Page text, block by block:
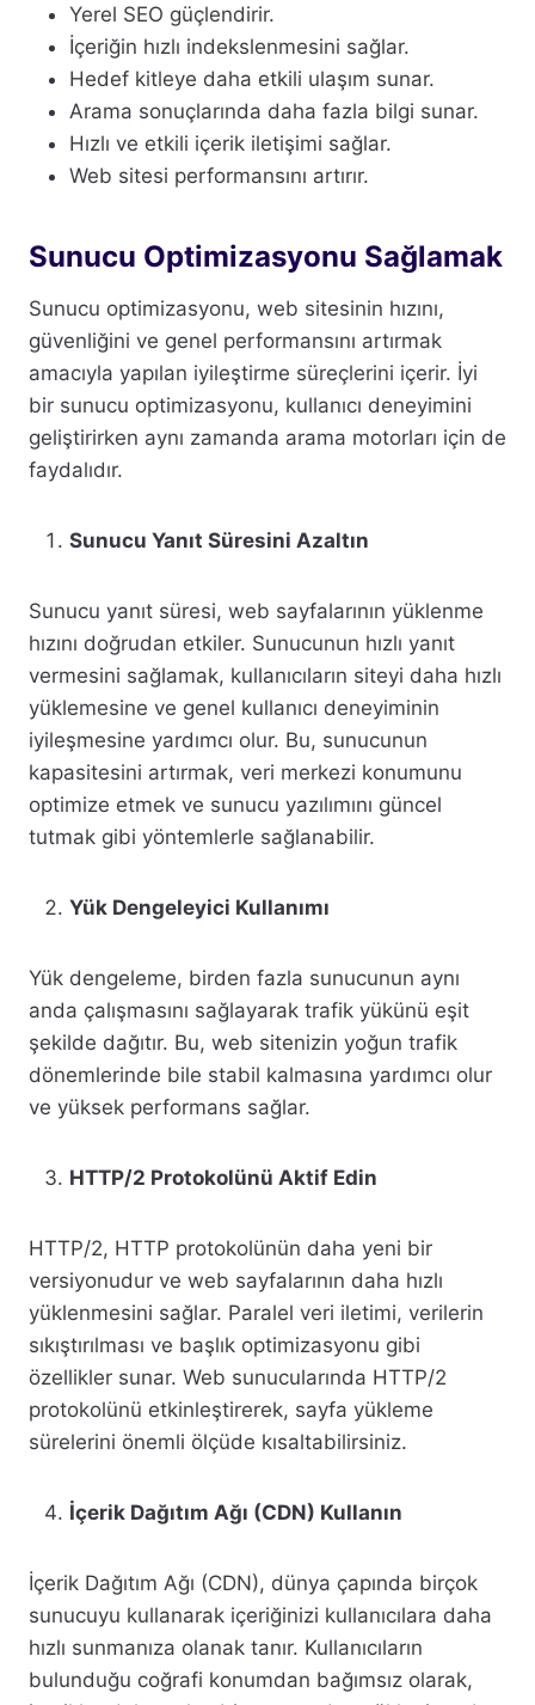
Yerel SEO güçlendirir.
İçeriğin hızlı indekslenmesini sağlar.
Hedef kitleye daha etkili ulaşım sunar.
Arama sonuçlarında daha fazla bilgi sunar.
Hızlı ve etkili içerik iletişimi sağlar.
Web sitesi performansını artırır.
Sunucu Optimizasyonu Sağlamak
Sunucu optimizasyonu, web sitesinin hızını,
güvenliğini ve genel performansını artırmak
amacıyla yapılan iyileştirme süreçlerini içerir. İyi
bir sunucu optimizasyonu, kullanıcı deneyimini
geliştirirken aynı zamanda arama motorları için de
faydalıdır.
Sunucu Yanıt Süresini Azaltın
Sunucu yanıt süresi, web sayfalarının yüklenme
hızını doğrudan etkiler. Sunucunun hızlı yanıt
vermesini sağlamak, kullanıcıların siteyi daha hızlı
yüklemesine ve genel kullanıcı deneyiminin
iyileşmesine yardımcı olur. Bu, sunucunun
kapasitesini artırmak, veri merkezi konumunu
optimize etmek ve sunucu yazılımını güncel
tutmak gibi yöntemlerle sağlanabilir.
Yük Dengeleyici Kullanımı
Yük dengeleme, birden fazla sunucunun aynı
anda çalışmasını sağlayarak trafik yükünü eşit
şekilde dağıtır. Bu, web sitenizin yoğun trafik
dönemlerinde bile stabil kalmasına yardımcı olur
ve yüksek performans sağlar.
HTTP/2 Protokolünü Aktif Edin
HTTP/2, HTTP protokolünün daha yeni bir
versiyonudur ve web sayfalarının daha hızlı
yüklenmesini sağlar. Paralel veri iletimi, verilerin
sıkıştırılması ve başlık optimizasyonu gibi
özellikler sunar. Web sunucularında HTTP/2
protokolünü etkinleştirerek, sayfa yükleme
sürelerini önemli ölçüde kısaltabilirsiniz.
İçerik Dağıtım Ağı (CDN) Kullanın
İçerik Dağıtım Ağı (CDN), dünya çapında birçok
sunucuyu kullanarak içeriğinizi kullanıcılara daha
hızlı sunmanıza olanak tanır. Kullanıcıların
bulunduğu coğrafi konumdan bağımsız olarak,